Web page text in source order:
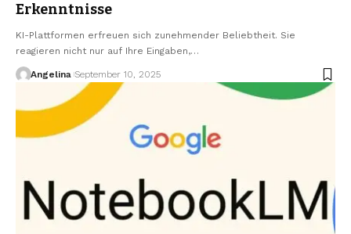
Erkenntnisse
KI-Plattformen erfreuen sich zunehmender Beliebtheit. Sie
reagieren nicht nur auf Ihre Eingaben,…
Angelina September 10, 2025